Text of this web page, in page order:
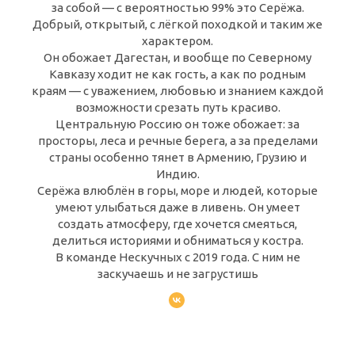
за собой — с вероятностью 99% это Серёжа.
Добрый, открытый, с лёгкой походкой и таким же
характером.
Он обожает Дагестан, и вообще по Северному
Кавказу ходит не как гость, а как по родным
краям — с уважением, любовью и знанием каждой
возможности срезать путь красиво.
Центральную Россию он тоже обожает: за
просторы, леса и речные берега, а за пределами
страны особенно тянет в Армению, Грузию и
Индию.
Серёжа влюблён в горы, море и людей, которые
умеют улыбаться даже в ливень. Он умеет
создать атмосферу, где хочется смеяться,
делиться историями и обниматься у костра.
В команде Нескучных с 2019 года. С ним не
заскучаешь и не загрустишь